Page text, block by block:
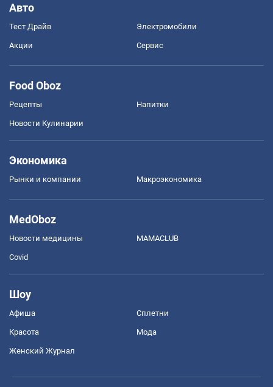
Авто
Тест Драйв Электромобили
Акции Сервис
Food Oboz
Рецепты Напитки
Новости Кулинарии
Экономика
Рынки и компании Mакроэкономика
MedOboz
Новости медицины MAMACLUB
Covid
Шоу
Афиша Сплетни
Красота Мода
Женский Журнал